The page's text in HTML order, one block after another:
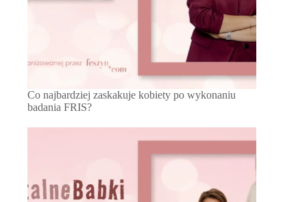
Co najbardziej zaskakuje kobiety po wykonaniu
badania FRIS?